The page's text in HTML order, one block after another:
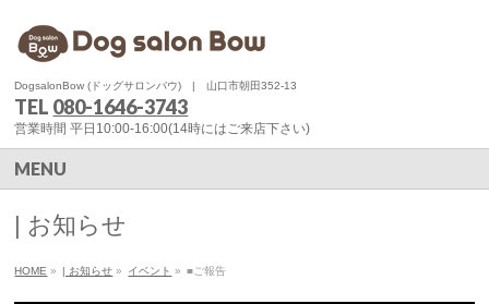
DogsalonBow (ドッグサロンバウ) | 山口市朝田352-13
TEL 080-1646-3743
営業時間 平日10:00-16:00(14時にはご来店下さい)
MENU
| お知らせ
HOME » | お知らせ » イベント » ■ご報告